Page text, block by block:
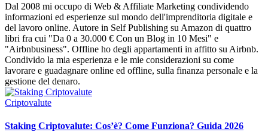
Dal 2008 mi occupo di Web & Affiliate Marketing condividendo
informazioni ed esperienze sul mondo dell'imprenditoria digitale e
del lavoro online. Autore in Self Publishing su Amazon di quattro
libri fra cui "Da 0 a 30.000 € Con un Blog in 10 Mesi" e
"Airbnbusiness". Offline ho degli appartamenti in affitto su Airbnb.
Condivido la mia esperienza e le mie considerazioni su come
lavorare e guadagnare online ed offline, sulla finanza personale e la
gestione del denaro.
Criptovalute
Staking Criptovalute: Cos’è? Come Funziona? Guida 2026